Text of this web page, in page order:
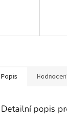
Popis
Detailní popis